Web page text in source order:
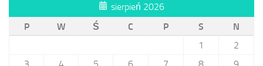
sierpień 2026
P
W Ś C P S
N
1
2